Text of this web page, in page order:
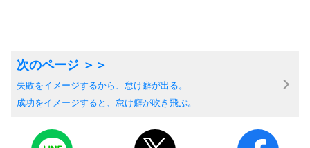
失敗をイメージするから、怠け癖が出る。
成功をイメージすると、怠け癖が吹き飛ぶ。